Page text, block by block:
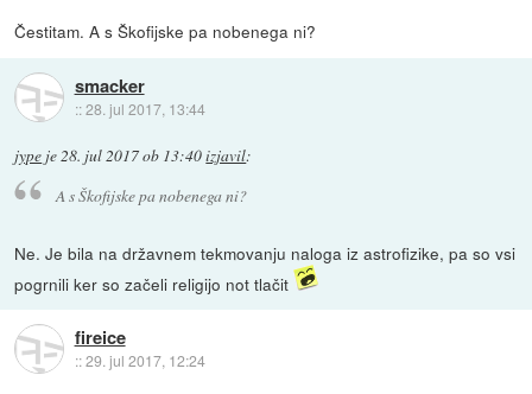
Čestitam. A s Škofijske pa nobenega ni?
smacker
::28. jul 2017, 13:44
jype je28. jul 2017 ob 13:40izjavil:
A s Škofijske pa nobenega ni?
Ne. Je bila na državnem tekmovanju naloga iz astrofizike, pa so vsi
pogrnili ker so začeli religijo not tlačit
fireice
::29. jul 2017, 12:24